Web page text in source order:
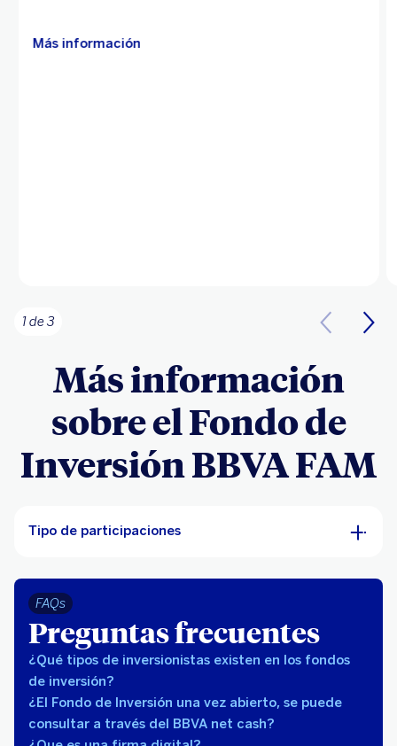
Más información
1 de 3
Más información
sobre el Fondo de
Inversión BBVA FAM
Tipo de participaciones
FAQs
Preguntas frecuentes
¿Qué tipos de inversionistas existen en los fondos
de inversión?
¿El Fondo de Inversión una vez abierto, se puede
consultar a través del BBVA net cash?